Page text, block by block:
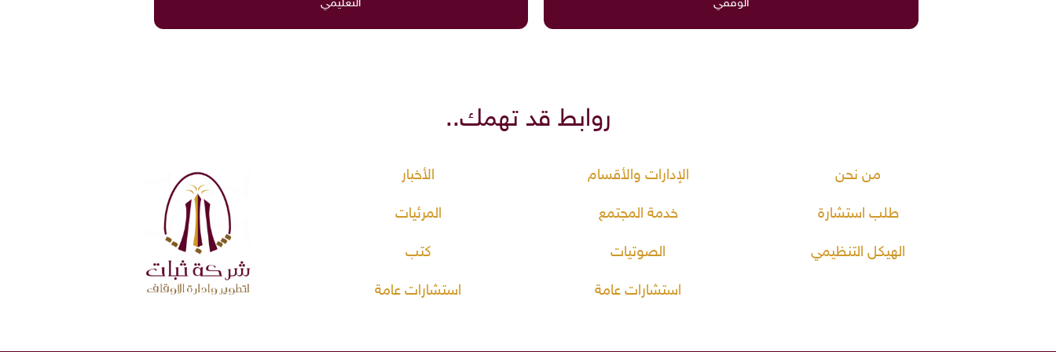
الوقفي
التعليمي
روابط قد تهمك..
من نحن
طلب استشارة
الهيكل التنظيمي
الإدارات والأقسام
خدمة المجتمع
الصوتيات
استشارات عامة
الأخبار
المرئيات
كتب
استشارات عامة